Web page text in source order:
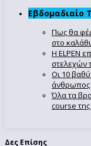
Εβδομαδιαίο
Πως θα
στο καλάθι
Η ELPEN
στελεχών
Οι 10
άνθρωπος
Όλα τα
course
Δες Επίσης